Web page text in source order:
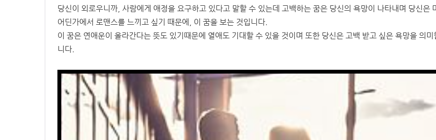
당신이 외로우니까, 사람에게 애정을 요구하고 있다고 말할 수 있는데 고백하는 꿈은 당신의 욕망이 나타내며 당신은
어딘가에서 로맨스를 느끼고 싶기 때문에, 이 꿈을 보는 것입니다.
이 꿈은 연애운이 올라간다는 뜻도 있기때문에 열애도 기대할 수 있을 것이며 또한 당신은 고백 받고 싶은 욕망을 의미
니다.